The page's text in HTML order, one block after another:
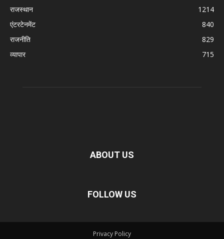
राजस्थान
1214
एंटरटेनमेंट
840
राजनीति
829
व्यापार
715
ABOUT US
FOLLOW US
Privacy Policy